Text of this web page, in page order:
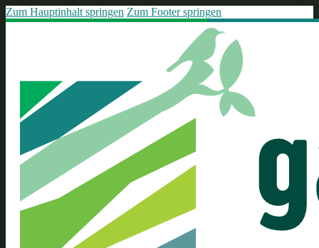
Zum Hauptinhalt springen Zum Footer springen